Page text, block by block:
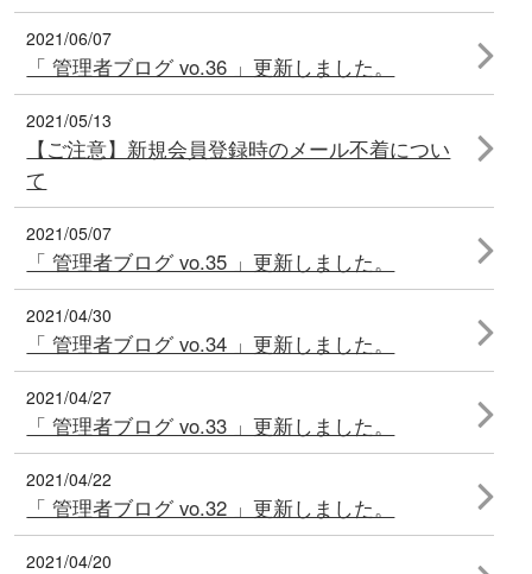
2021/06/07
「 管理者ブログ vo.36 」更新しました。
2021/05/13
【ご注意】新規会員登録時のメール不着につい
て
2021/05/07
「 管理者ブログ vo.35 」更新しました。
2021/04/30
「 管理者ブログ vo.34 」更新しました。
2021/04/27
「 管理者ブログ vo.33 」更新しました。
2021/04/22
「 管理者ブログ vo.32 」更新しました。
2021/04/20